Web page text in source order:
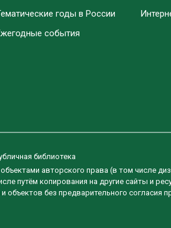
годы в России
события
библиотека
авторского права (в том числе
путём копирования на другие сайты и
без предварительного согласия